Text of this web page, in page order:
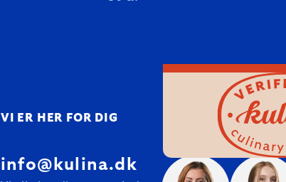
VI ER HER FOR DIG
info@kulina.dk